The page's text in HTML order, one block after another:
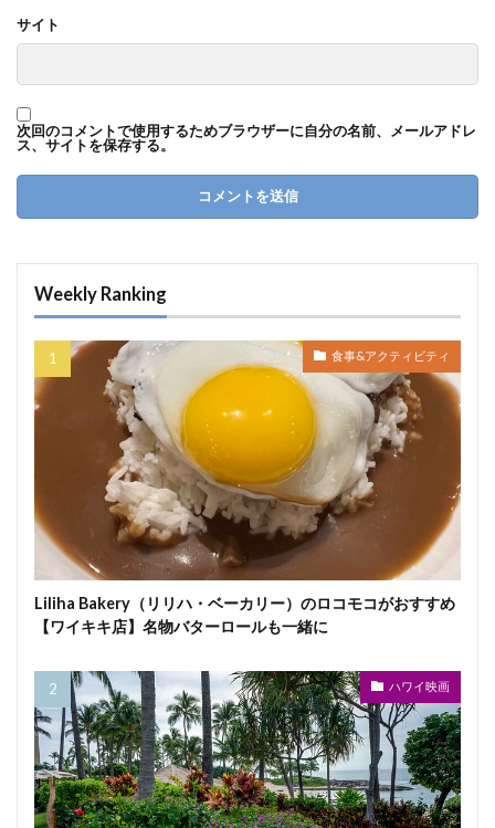
サイト
次回のコメントで使用するためブラウザーに自分の名前、メールアドレ
ス、サイトを保存する。
Weekly Ranking
食事&アクティビティ
Liliha Bakery（リリハ・ベーカリー）のロコモコがおすすめ
【ワイキキ店】名物バターロールも一緒に
ハワイ映画